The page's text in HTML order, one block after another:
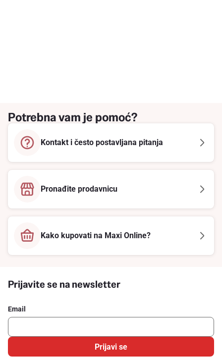
Potrebna vam je pomoć?
Kontakt i često postavljana pitanja
Pronađite prodavnicu
Kako kupovati na Maxi Online?
Prijavite se na newsletter
Email
Prijavi se